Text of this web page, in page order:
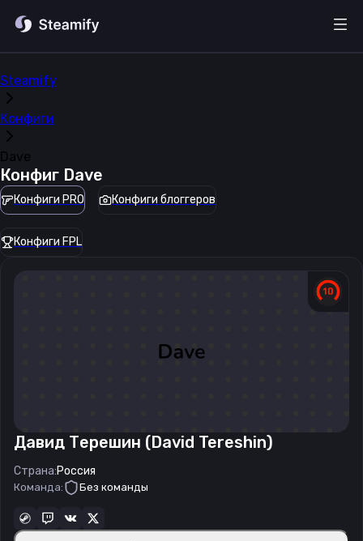
Steamify
Конфиги
Dave
Конфиг Dave
Конфиги PRO Конфиги блоггеров
Конфиги FPL
Давид Терешин (David Tereshin)
Страна:Россия
Команда: Без команды